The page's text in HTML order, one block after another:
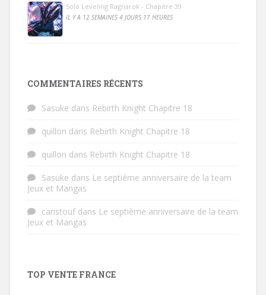
Solo Leveling Ragnarok - Chapitre 39
IL Y A 12 SEMAINES 4 JOURS 17 HEURES
COMMENTAIRES RÉCENTS
Sasuke dans Rebirth Knight Chapitre 18
quillon dans Rebirth Knight Chapitre 18
quillon dans Rebirth Knight Chapitre 18
Sasuke dans Le septième anniversaire de la team
Jeux et Mangas
caristoufdans Le septième anniversaire de la team
Jeux et Mangas
TOP VENTE FRANCE